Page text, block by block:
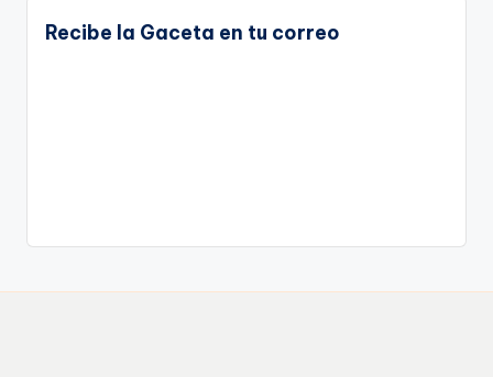
Recibe la Gaceta en tu correo